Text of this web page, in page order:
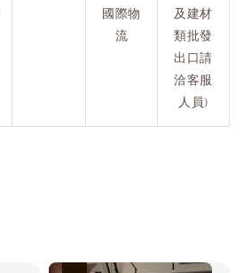
國際物
流
及建材
類批發
出口請
洽客服
人員)